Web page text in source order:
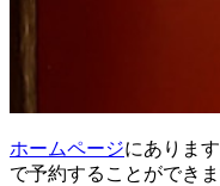
ホームページにありま
で予約することができま